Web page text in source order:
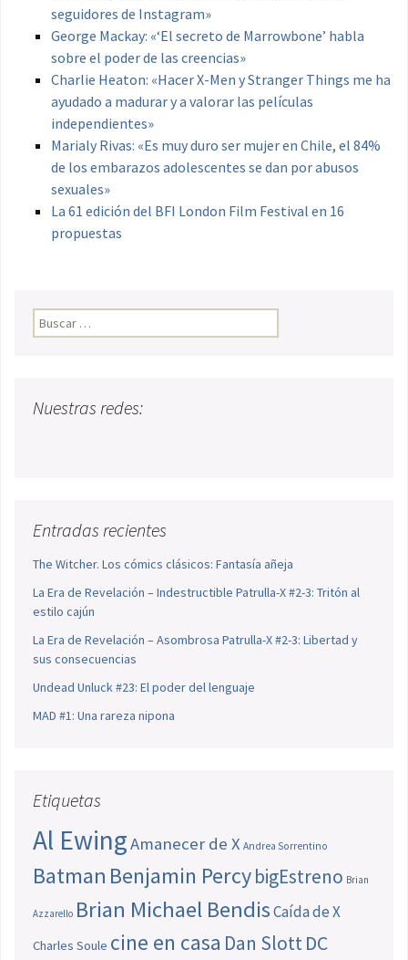
seguidores de Instagram»
George Mackay: «‘El secreto de Marrowbone’ habla
sobre el poder de las creencias»
Charlie Heaton: «Hacer X-Men y Stranger Things me ha
ayudado a madurar y a valorar las películas
independientes»
Marialy Rivas: «Es muy duro ser mujer en Chile, el 84%
de los embarazos adolescentes se dan por abusos
sexuales»
La 61 edición del BFI London Film Festival en 16
propuestas
Buscar:
Nuestras redes:
Entradas recientes
The Witcher. Los cómics clásicos: Fantasía añeja
La Era de Revelación – Indestructible Patrulla-X #2-3: Tritón al
estilo cajún
La Era de Revelación – Asombrosa Patrulla-X #2-3: Libertad y
sus consecuencias
Undead Unluck #23: El poder del lenguaje
MAD #1: Una rareza nipona
Etiquetas
Al EwingAmanecer de X Andrea Sorrentino
Batman Benjamin PercybigEstreno Brian
Azzarello Brian Michael BendisCaída de X
Charles Soule cine en casa Dan SlottDC